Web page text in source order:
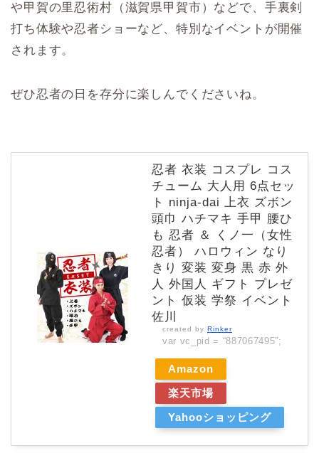
や甲賀の里忍術村（滋賀県甲賀市）などで、手裏剣
打ち体験や忍者ショーなど、特別なイベントが開催
されます。
ぜひ忍者の日を存分に楽しんでくださいね。
忍者 衣装 コスプレ コス
チューム 大人用 6点セッ
ト ninja-dai 上衣 ズボン
頭巾 ハチマキ 手甲 腰ひ
も 忍者 ＆ くノ一（女性
忍者） ハロウィン なり
きり 変装 変身 黒 赤 外
人 外国人 ギフト プレゼ
ント 仮装 学祭 イベント
佐川
created by Rinker
var vc_pid = “887067495”;
Amazon
楽天市場
Yahooショッピング